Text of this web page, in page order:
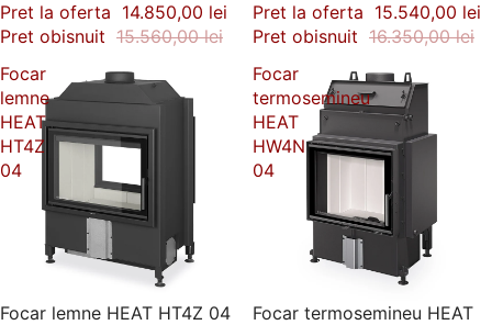
Pret la oferta 14.850,00 lei
Pret obisnuit 15.560,00 lei
Pret la oferta 15.540,00 lei
Pret obisnuit 16.350,00 lei
Focar
lemne
HEAT
HT4Z
04
Focar lemne HEAT HT4Z 04
Focar
termosemineu
HEAT
HW4N
04
Focar termosemineu HEAT